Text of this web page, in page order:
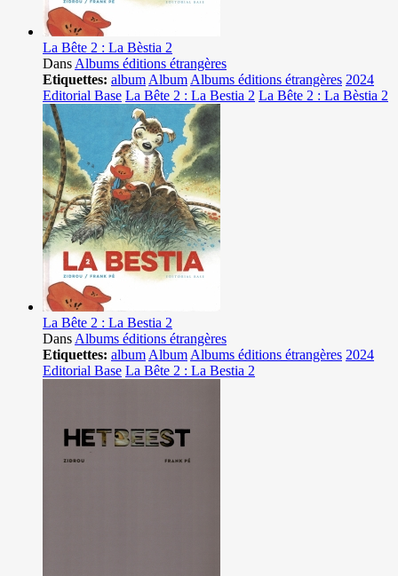
La Bête 2 : La Bèstia 2
Dans Albums éditions étrangères
Etiquettes: album Album Albums éditions étrangères 2024
Editorial Base La Bête 2 : La Bestia 2 La Bête 2 : La Bèstia 2
La Bête 2 : La Bestia 2
Dans Albums éditions étrangères
Etiquettes: album Album Albums éditions étrangères 2024
Editorial Base La Bête 2 : La Bestia 2